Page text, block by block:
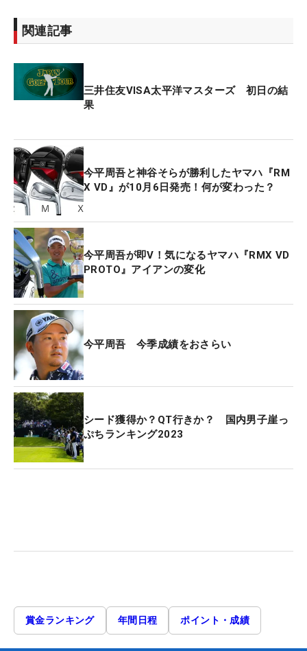
関連記事
三井住友VISA太平洋マスターズ 初日の結
果
今平周吾と神谷そらが勝利したヤマハ『RM
X VD』が10月6日発売！何が変わった？
今平周吾が即V！気になるヤマハ『RMX VD
PROTO』アイアンの変化
今平周吾 今季成績をおさらい
シード獲得か？QT行きか？ 国内男子崖っ
ぷちランキング2023
賞金ランキング 年間日程 ポイント・成績